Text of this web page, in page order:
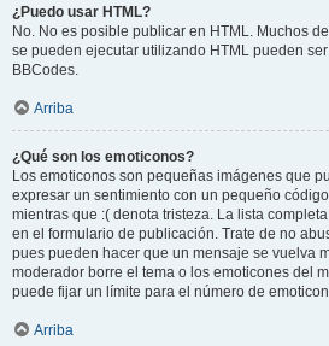
¿Puedo usar HTML?
No. No es posible publicar en HTML. Muchos
se pueden ejecutar utilizando HTML pueden
BBCodes.
Arriba
¿Qué son los emoticonos?
Los emoticonos son pequeñas imágenes que
expresar un sentimiento con un pequeño
mientras que :( denota tristeza. La lista
en el formulario de publicación. Trate de no
pues pueden hacer que un mensaje se vuelva
moderador borre el tema o los emoticones del
puede fijar un límite para el número de
Arriba